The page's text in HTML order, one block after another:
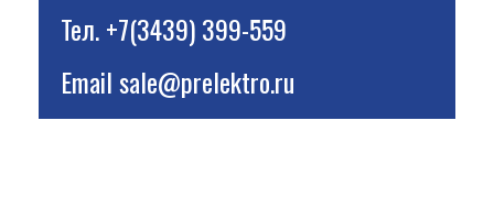
Тел.+7(3439) 399-559
Emailsale@prelektro.ru